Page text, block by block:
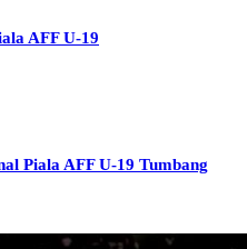
AFF U-19
Piala AFF U-19 Tumbang